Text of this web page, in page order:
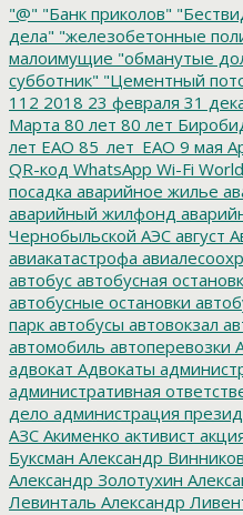
"@" "Банк приколов"
дела" "железобетонные
малоимущие "обманутые
субботник" "Цементный
112 2018 23 февраля 31
Марта 80 лет 80 лет
лет ЕАО 85_лет_ЕАО 9 мая
QR-код WhatsApp Wi-Fi
посадка аварийное жилье
аварийный жилфонд
Чернобыльской АЭС август
авиакатастрофа
автобус автобусная
автобусные остановки
парк автобусы автовокзал
автомобиль автоперевозки
адвокат Адвокаты
административная
дело администрация
АЗС Акименко активист
Буксман Александр Винников
Александр Золотухин
Левинталь Александр